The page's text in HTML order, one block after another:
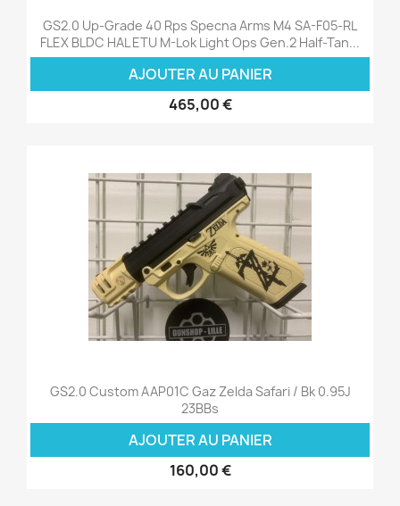
GS2.0 Up-Grade 40 Rps Specna Arms M4 SA-F05-RL
FLEX BLDC HAL ETU M-Lok Light Ops Gen.2 Half-Tan...
AJOUTER AU PANIER
465,00 €
GS2.0 Custom AAP01C Gaz Zelda Safari / Bk 0.95J
23BBs
AJOUTER AU PANIER
160,00 €